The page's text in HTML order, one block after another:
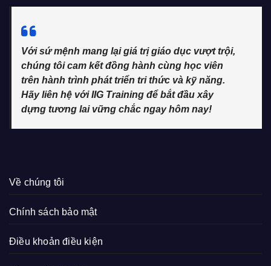
Với sứ mệnh mang lại giá trị giáo dục vượt trội,
chúng tôi cam kết đồng hành cùng học viên
trên hành trình phát triển tri thức và kỹ năng.
Hãy liên hệ với IIG Training để bắt đầu xây
dựng tương lai vững chắc ngay hôm nay!
Về chúng tôi
Chính sách bảo mật
Điều khoản điều kiện